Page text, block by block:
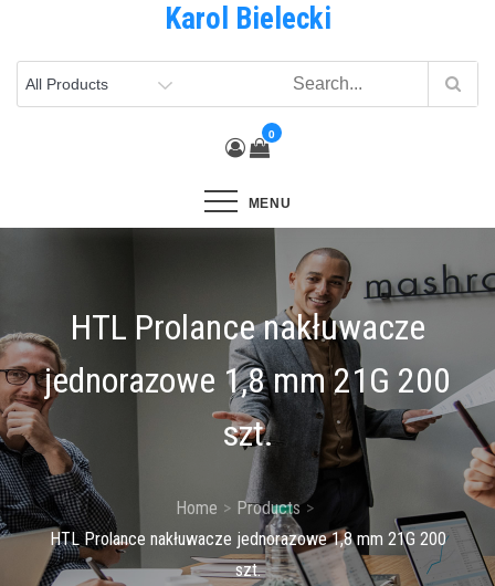
content
Karol Bielecki
0
MENU
HTL Prolance nakłuwacze
jednorazowe 1,8 mm 21G 200
szt.
Home
Products
HTL Prolance nakłuwacze jednorazowe 1,8 mm 21G 200
szt.